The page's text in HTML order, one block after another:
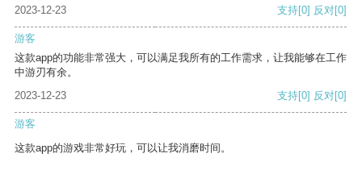
2023-12-23 支持[0] 反对[0]
游客
这款app的功能非常强大，可以满足我所有的工作需求，让我能够在工作
中游刃有余。
2023-12-23
支持[0] 反对[0]
游客
这款app的游戏非常好玩，可以让我消磨时间。